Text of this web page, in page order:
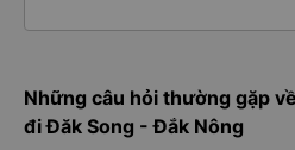
Những câu hỏi thường gặp
đi Đăk Song - Đắk Nông